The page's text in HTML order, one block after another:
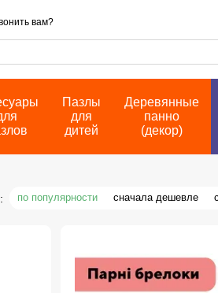
вам?
Пазлы
для
дитей
Деревянные
панно
(декор)
по популярности сначала дешевле